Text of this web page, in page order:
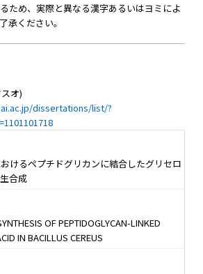
ため、実際と異なる漢字あるいはヨミによ
承ください。
オ)
dissertations/list/?
けるペプチドグリカンに結合したグリセロ
合成
OF PEPTIDOGLYCAN-LINKED
IN BACILLUS CEREUS